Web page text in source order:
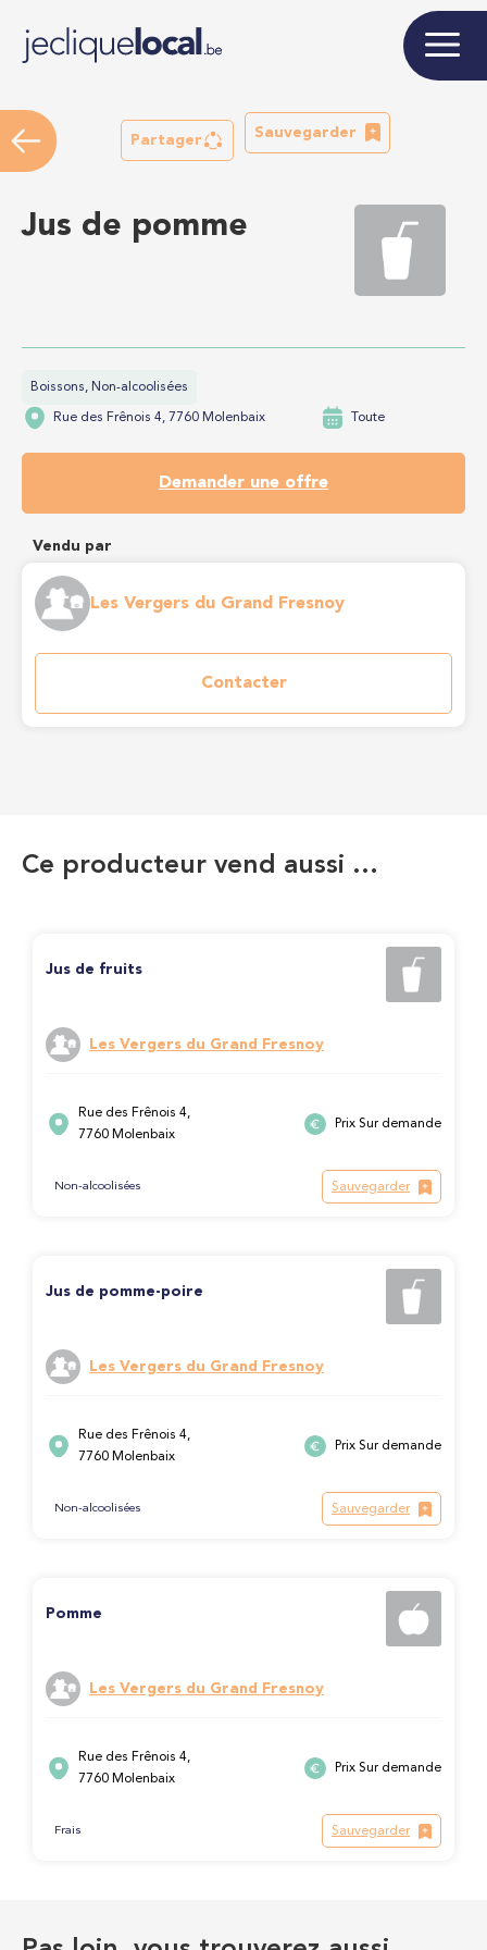
Partager
Sauvegarder
Jus de pomme
Boissons, Non-alcoolisées
Rue des Frênois 4, 7760 Molenbaix Toute
Demander une offre
Vendu par
Les Vergers du Grand Fresnoy
Contacter
Ce producteur vend aussi …
Jus de fruits
Les Vergers du Grand Fresnoy
Rue des Frênois 4,
7760 Molenbaix
Prix Sur demande
Non-alcoolisées Sauvegarder
Jus de pomme-poire
Les Vergers du Grand Fresnoy
Rue des Frênois 4,
7760 Molenbaix
Prix Sur demande
Non-alcoolisées Sauvegarder
Pomme
Les Vergers du Grand Fresnoy
Rue des Frênois 4,
7760 Molenbaix
Prix Sur demande
Frais Sauvegarder